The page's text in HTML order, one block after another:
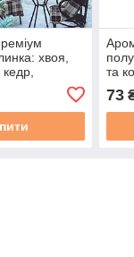
хвоя,
США, 10-100
CS 10 г
та
73